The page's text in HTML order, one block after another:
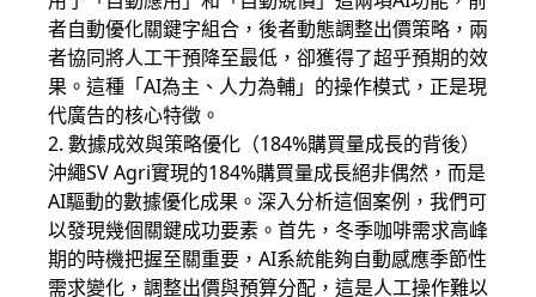
者自動優化關鍵字組合，後者動態調整出價策略，兩
者協同將人工干預降至最低，卻獲得了超乎預期的效
果。這種「AI為主、人力為輔」的操作模式，正是現
代廣告的核心特徵。
2. 數據成效與策略優化（184%購買量成長的背後）
沖繩SV Agri實現的184%購買量成長絕非偶然，而是
AI驅動的數據優化成果。深入分析這個案例，我們可
以發現幾個關鍵成功要素。首先，冬季咖啡需求高峰
期的時機把握至關重要，AI系統能夠自動感應季節性
需求變化，調整出價與預算分配，這是人工操作難以